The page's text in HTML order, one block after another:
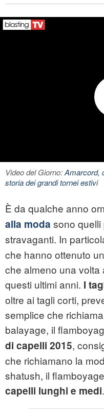
Video del Giorno:Amarcord,
storia dei grandi tornei estivi
È da qualche anno
alla moda sono
stravaganti. In
che hanno ottenuto
che almeno una volta
questi ultimi anni. I
oltre ai tagli corti,
semplice che
balayage, il
di capelli 2015,
che richiamano la
shatush, il
capelli lunghi e medi.